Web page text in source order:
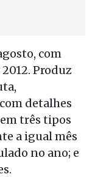
com
Produz
detalhes
três tipos
a igual mês
no ano; e